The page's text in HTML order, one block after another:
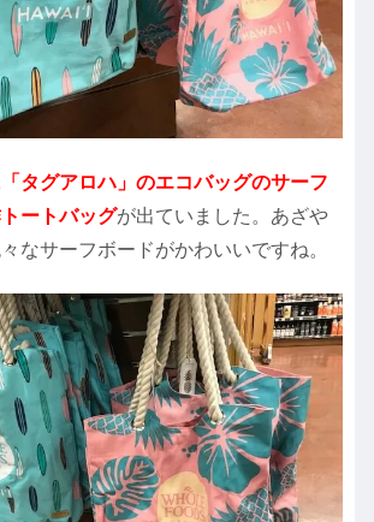
タグアロハ」のエコバッグのサーフ
ートバッグが出ていました。あざや
なサーフボードがかわいいですね。